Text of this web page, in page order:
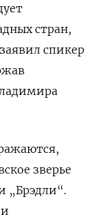
стран,
спикер
зверье
„Брэдли“.